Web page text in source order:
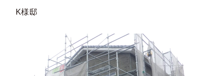
K様邸